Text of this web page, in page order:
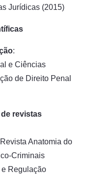
Jurídicas (2015)
:
e Ciências
de Direito Penal
revistas
Anatomia do
Criminais
Regulação